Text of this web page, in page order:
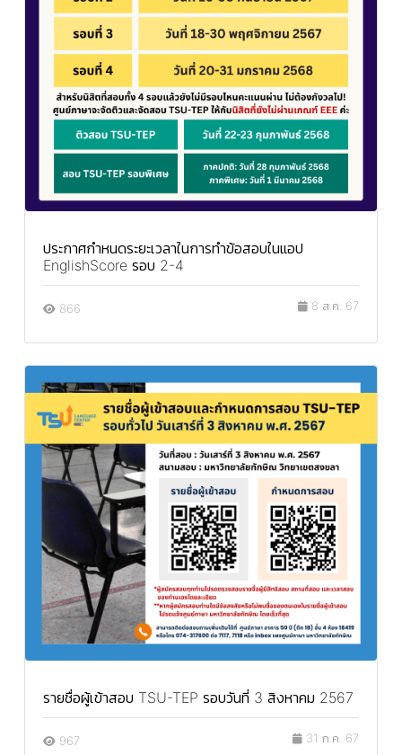
ประกาศกำหนดระยะเวลาในการทำข้อสอบในแอป
EnglishScore รอบ 2-4
866 8 ส.ค. 67
รายชื่อผู้เข้าสอบ TSU-TEP รอบวันที่ 3 สิงหาคม 2567
967 31 ก.ค. 67